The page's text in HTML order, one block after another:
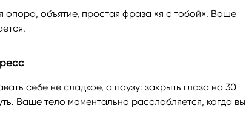
опора, объятие, простая фраза «я с тобой». Ваше
себе не сладкое, а паузу: закрыть глаза на 30
Ваше тело моментально расслабляется, когда вы